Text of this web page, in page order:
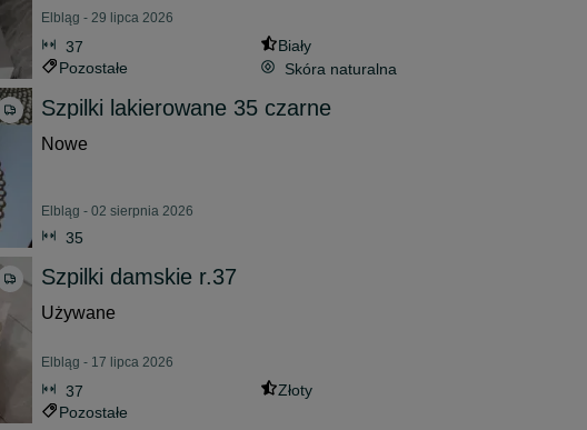
Elbląg - 29 lipca 2026
37
Biały
Pozostałe
Skóra naturalna
Szpilki lakierowane 35 czarne
Nowe
Elbląg - 02 sierpnia 2026
35
Szpilki damskie r.37
Używane
Elbląg - 17 lipca 2026
37
Złoty
Pozostałe